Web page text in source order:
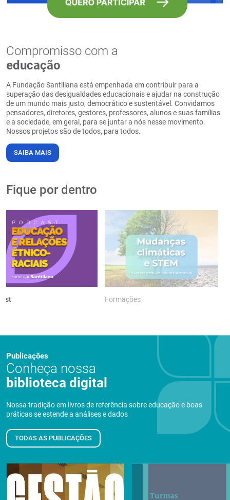
Compromisso com a
educação
A Fundação Santillana está empenhada em contribuir para a
superação das desigualdades educacionais e ajudar na construção
de um mundo mais justo, democrático e sustentável. Convidamos
pensadores, diretores, gestores, professores, alunos e suas famílias
e a sociedade, em geral, para se juntar a nós nesse movimento.
Nossos projetos são de todos, para todos.
SAIBA MAIS
Fique por dentro
Formações
Publicações
Conheça nossa
biblioteca digital
Nossa tradição em livros de referência sobre educação e boas
práticas se estende a análises e dados
TODAS AS PUBLICAÇÕES